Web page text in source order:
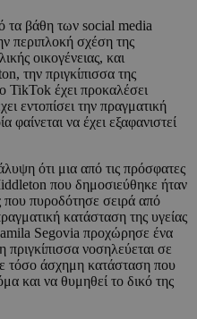
τα βάθη των social media
περιπλοκή σχέση της
οικογένειας, και
την πριγκίπισσα της
TikTok έχει προκαλέσει
εντοπίσει την πραγματική
φαίνεται να έχει εξαφανιστεί
ότι μια από τις πρόσφατες
που δημοσιεύθηκε ήταν
που πυροδότησε σειρά από
κατάσταση της υγείας
Segovia προχώρησε ένα
πριγκίπισσα νοσηλεύεται σε
τόσο άσχημη κατάσταση που
και να θυμηθεί το δικό της